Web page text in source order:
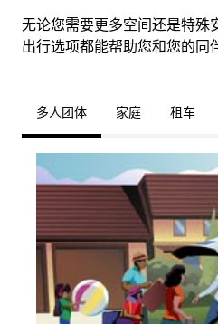
无论您需要更多空间还是特殊
出行选项都能帮助您和您的同
多人团体 家庭 租车